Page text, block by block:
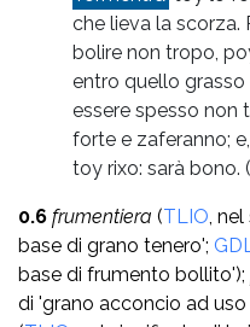
che lieva la
bolire non tropo,
entro quello grasso
essere spesso non
forte e zaferanno;
toy rixo: sarà bono.
0.6 frumentiera (TLIO,
base di grano tenero';
base di frumento bollito');
di 'grano acconcio ad uso